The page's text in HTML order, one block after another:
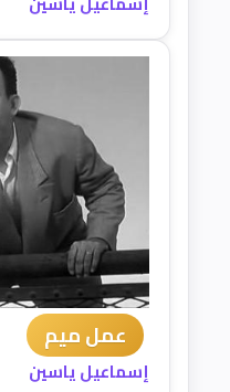
عمل ميم
إسماعيل ياسين